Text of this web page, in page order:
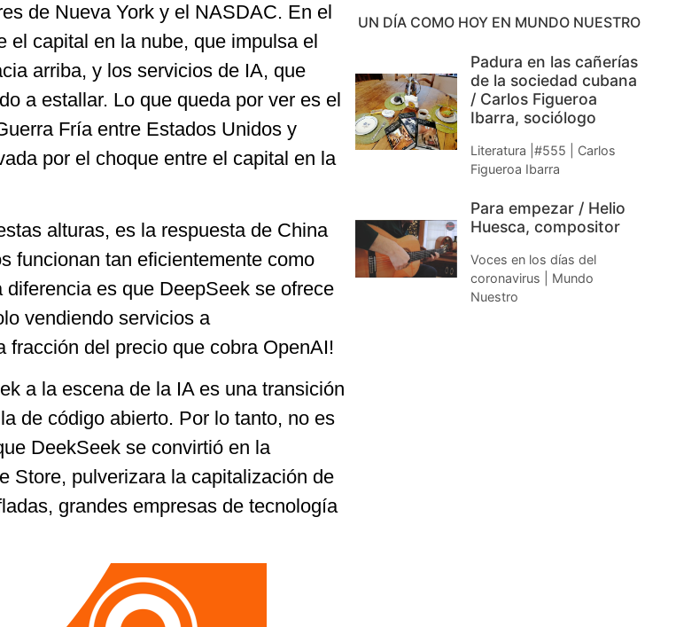
de Nueva York y el NASDAC. En el
el capital en la nube, que impulsa el
arriba, y los servicios de IA, que
a estallar. Lo que queda por ver es el
Fría entre Estados Unidos y
por el choque entre el capital en la
alturas, es la respuesta de China
funcionan tan eficientemente como
es que DeepSeek se ofrece
vendiendo servicios a
fracción del precio que cobra OpenAI!
a la escena de la IA es una transición
de código abierto. Por lo tanto, no es
DeekSeek se convirtió en la
Store, pulverizara la capitalización de
grandes empresas de tecnología
UN DÍA COMO HOY EN MUNDO NUESTRO
Padura en las cañerías
de la sociedad cubana
/ Carlos Figueroa
Ibarra, sociólogo
Literatura |#555 | Carlos
Figueroa Ibarra
Para empezar / Helio
Huesca, compositor
Voces en los días del
coronavirus | Mundo
Nuestro